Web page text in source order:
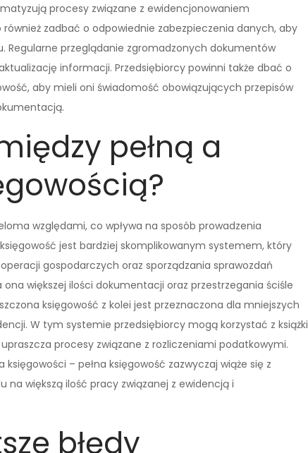
procesy związane z ewidencjonowaniem
zadbać o odpowiednie zabezpieczenia danych, aby
przeglądanie zgromadzonych dokumentów
informacji. Przedsiębiorcy powinni także dbać o
aby mieli oni świadomość obowiązujących przepisów
pełną a
względami, co wpływa na sposób prowadzenia
jest bardziej skomplikowanym systemem, który
gospodarczych oraz sporządzania sprawozdań
większej ilości dokumentacji oraz przestrzegania ściśle
księgowość z kolei jest przeznaczona dla mniejszych
W tym systemie przedsiębiorcy mogą korzystać z książki
procesy związane z rozliczeniami podatkowymi.
– pełna księgowość zazwyczaj wiąże się z
na większą ilość pracy związanej z ewidencją i
błędy